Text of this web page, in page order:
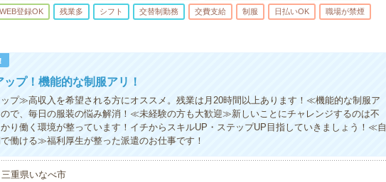
WEB登録OK 残業多 シフト 交替制勤務 交費支給 制服 日払いOK 職場が禁煙
プ！機能的な制服アリ！
プ≫高収入を希望される方にオススメ。残業は月20時間以上あります！≪機能的な制服ア
で、毎日の服装の悩み解消！≪未経験の方も大歓迎≫新しいことにチャレンジするのは不
り働く環境が整っています！イチからスキルUP・ステップUP目指していきましょう！≪自
働ける≫福利厚生が整った派遣のお仕事です！
三重県いなべ市